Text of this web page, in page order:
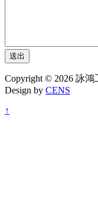
送出
Copyright © 2026 詠鴻
Design by CENS
↑